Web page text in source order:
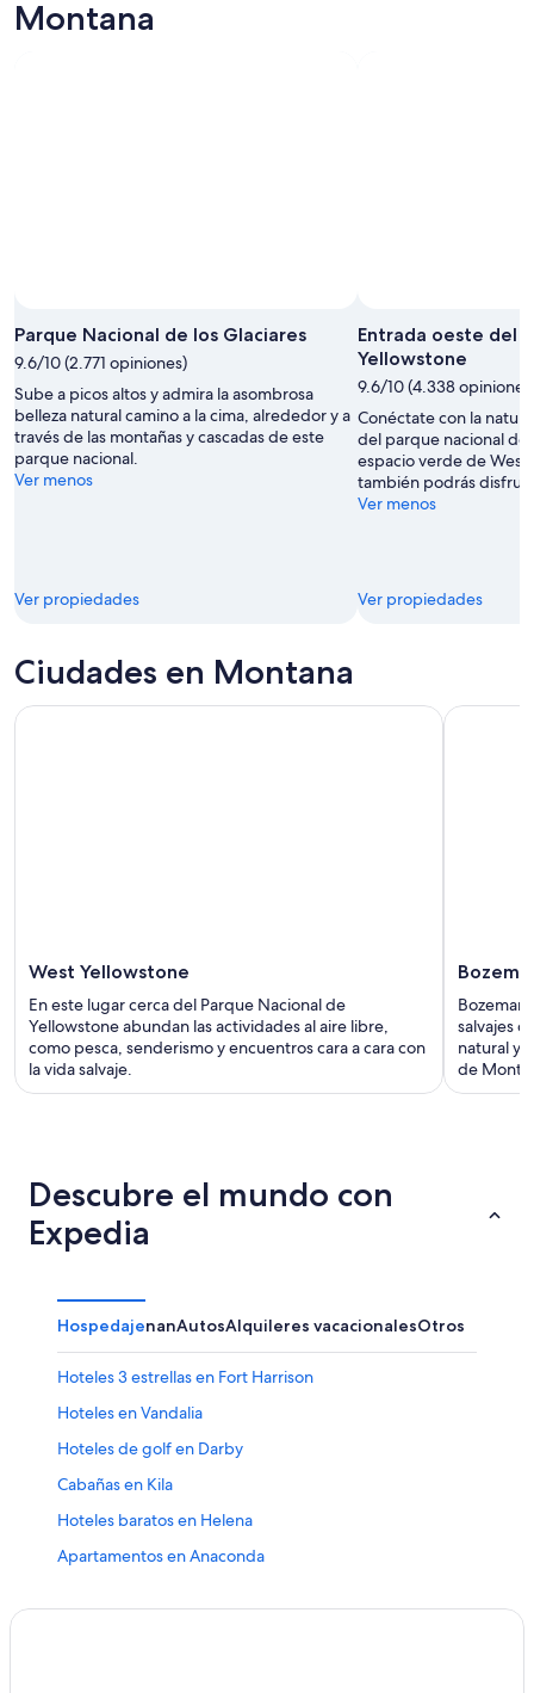
Montana
de
uso
tomada
por
Donnie
Sexton
Parque Nacional de los Glaciares
9.6/10 (2.771 opiniones)
Sube a picos altos y admira la asombrosa
belleza natural camino a la cima, alrededor y a
través de las montañas y cascadas de este
parque nacional.
Ver menos
Ver propiedades
Entrada oeste del
Yellowstone
9.6/10 (4.338
Conéctate con la
del parque nacional de
espacio verde de
también podrás
Ver menos
Ver propiedades
Ciudades en Montana
West Yellowstone
En este lugar cerca del Parque Nacional de
Yellowstone abundan las actividades al aire libre,
como pesca, senderismo y encuentros cara a cara con
la vida salvaje.
Bozeman
salvajes
natural y
de
Descubre el mundo con
Expedia
HospedajenanAutosAlquileres vacacionalesOtros
Hoteles 3 estrellas en Fort Harrison
Hoteles en Vandalia
Hoteles de golf en Darby
Cabañas en Kila
Hoteles baratos en Helena
Apartamentos en Anaconda